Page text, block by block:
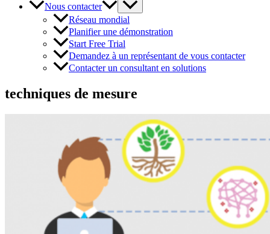
Nous contacter
Réseau mondial
Planifier une démonstration
Start Free Trial
Demandez à un représentant de vous contacter
Contacter un consultant en solutions
techniques de mesure